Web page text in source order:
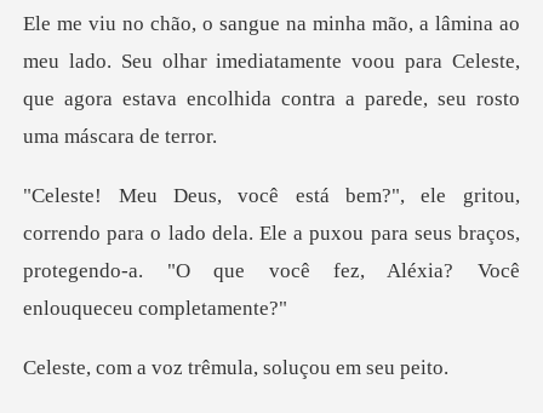
Ele me viu no chão, o sangue na minha mão, a lâmina ao
meu lado. Seu olhar imediatame
ara o lado dela. Ele a puxou para seus braços,
protegendo-a
oz trêmula, solu